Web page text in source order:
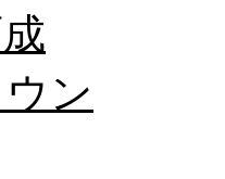
ア） ン